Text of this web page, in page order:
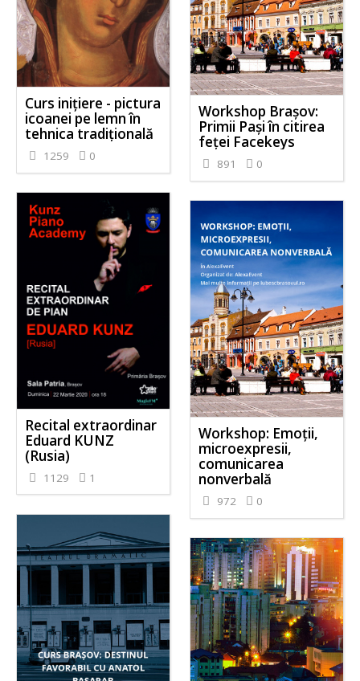
Curs inițiere - pictura
icoanei pe lemn în
tehnica tradițională
1259 0
Workshop Brașov:
Primii Pași în citirea
feței Facekeys
891 0
Recital extraordinar
Eduard KUNZ
(Rusia)
1129 1
Workshop: Emoții,
microexpresii,
comunicarea
nonverbală
972 0